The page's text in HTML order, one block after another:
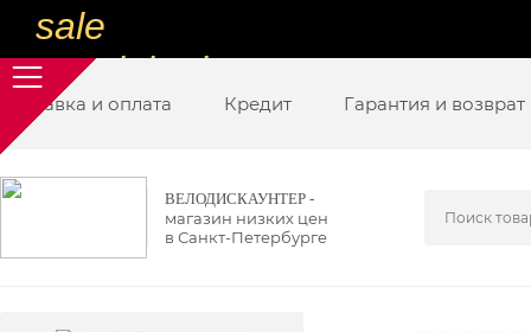
sale
special price
sale
низкие цены
вот дешево
Доставка и оплата Кредит Гарантия и возврат
ВЕЛОДИСКАУНТЕР -
магазин низких цен
в Санкт-Петербурге